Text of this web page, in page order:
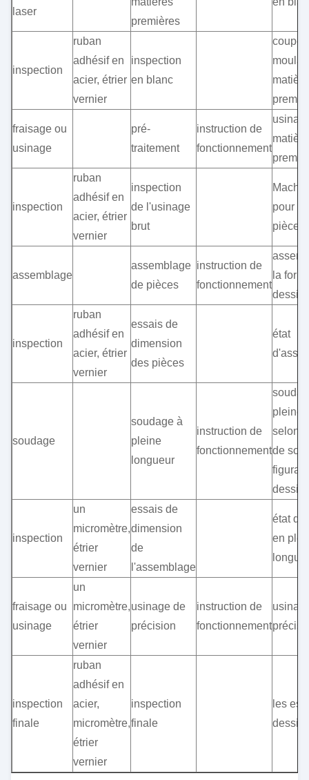
laser
premières
inspection
ruban
adhésif en
acier, étrier
vernier
inspection
en blanc
coupe
fraisage ou
usinage
pré-
traitement
instruction de
fonctionnement
inspection
ruban
adhésif en
acier, étrier
vernier
inspection
de l'usinage
brut
pour
pièces
assemblage
assemblage
de pièces
instruction de
fonctionnement
la
dessin
inspection
ruban
adhésif en
acier, étrier
vernier
essais de
dimension
des pièces
état
soudage
soudage à
pleine
longueur
instruction de
fonctionnement
pleine
selon
de
dessin
inspection
un
micromètre,
étrier
vernier
essais de
dimension
de
l'assemblage
état de
en
fraisage ou
usinage
un
micromètre,
étrier
vernier
usinage de
précision
instruction de
fonctionnement
inspection
finale
ruban
adhésif en
acier,
micromètre,
étrier
vernier
inspection
finale
les